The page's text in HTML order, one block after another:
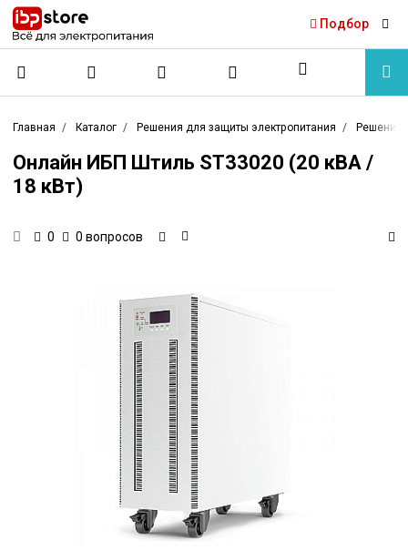
Подбор
Главная Каталог Решения для защиты электропитания Решения
Онлайн ИБП Штиль ST33020 (20 кВА /
18 кВт)
0 0 вопросов